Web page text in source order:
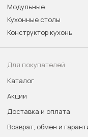
Модульные
Кухонные столы
Конструктор кухонь
Для покупателей
Каталог
Акции
Доставка и оплата
Возврат, обмен и